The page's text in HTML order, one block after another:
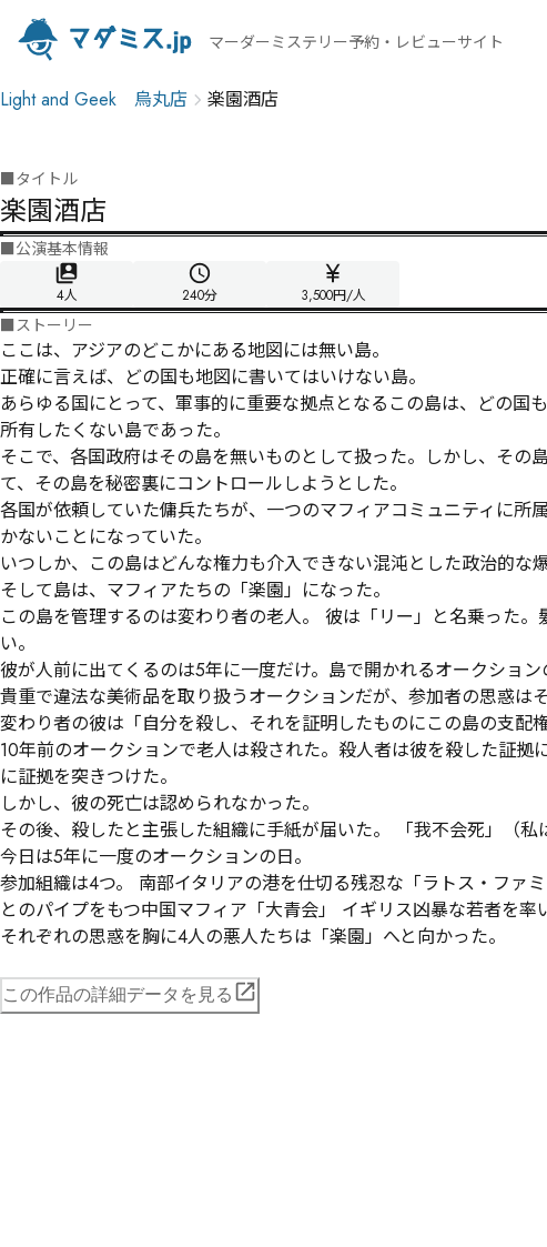
マーダーミステリー予約・レビューサイト
Light and Geek 烏丸店 楽園酒店
■タイトル
楽園酒店
■公演基本情報
4人 240分 3,500円/人
■ストーリー
ここは、アジアのどこかにある地図には無い島。
正確に言えば、どの国も地図に書いてはいけない島。
あらゆる国にとって、軍事的に重要な拠点となるこの島は、どの国
所有したくない島であった。
そこで、各国政府はその島を無いものとして扱った。しかし、そ
て、その島を秘密裏にコントロールしようとした。
各国が依頼していた傭兵たちが、一つのマフィアコミュニティに
かないことになっていた。
いつしか、この島はどんな権力も介入できない混沌とした政治的な
そして島は、マフィアたちの「楽園」になった。
この島を管理するのは変わり者の老人。 彼は「リー」と名乗った
い。
彼が人前に出てくるのは5年に一度だけ。島で開かれるオークション
貴重で違法な美術品を取り扱うオークションだが、参加者の思惑は
変わり者の彼は「自分を殺し、それを証明したものにこの島の支配
10年前のオークションで老人は殺された。殺人者は彼を殺した証
に証拠を突きつけた。
しかし、彼の死亡は認められなかった。
その後、殺したと主張した組織に手紙が届いた。 「我不会死」（
今日は5年に一度のオークションの日。
参加組織は4つ。 南部イタリアの港を仕切る残忍な「ラトス・ファ
とのパイプをもつ中国マフィア「大青会」 イギリス凶暴な若者を率
それぞれの思惑を胸に4人の悪人たちは「楽園」へと向かった。
この作品の詳細データを見る